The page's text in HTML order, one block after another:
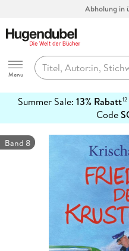
Abholung in
Hugendubel
Menu
Summer Sale: 13% Rabatt12
Code
erfahren
Band 8